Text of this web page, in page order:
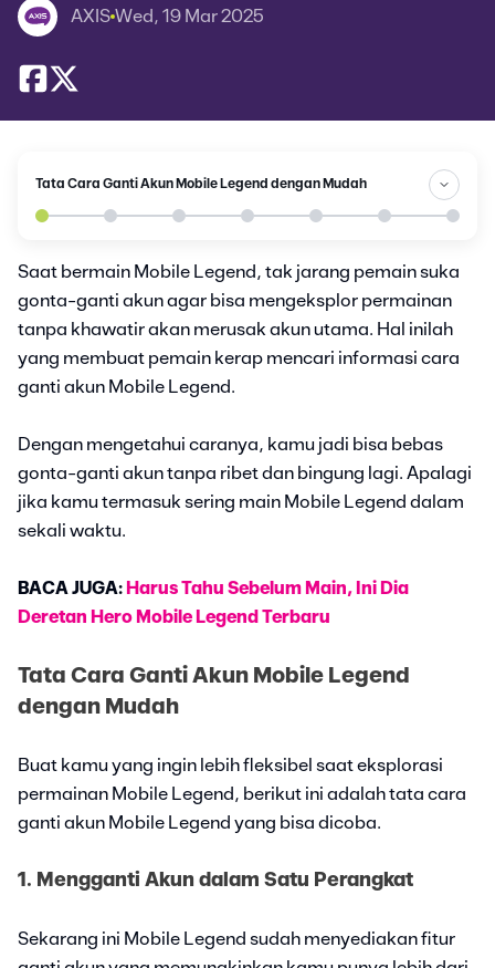
AXIS Wed, 19 Mar 2025
Tata Cara Ganti Akun Mobile Legend dengan Mudah
Saat bermain Mobile Legend, tak jarang pemain suka
gonta-ganti akun agar bisa mengeksplor permainan
tanpa khawatir akan merusak akun utama. Hal inilah
yang membuat pemain kerap mencari informasi cara
ganti akun Mobile Legend.
Dengan mengetahui caranya, kamu jadi bisa bebas
gonta-ganti akun tanpa ribet dan bingung lagi. Apalagi
jika kamu termasuk sering main Mobile Legend dalam
sekali waktu.
BACA JUGA: Harus Tahu Sebelum Main, Ini Dia
Deretan Hero Mobile Legend Terbaru
Tata Cara Ganti Akun Mobile Legend
dengan Mudah
Buat kamu yang ingin lebih fleksibel saat eksplorasi
permainan Mobile Legend, berikut ini adalah tata cara
ganti akun Mobile Legend yang bisa dicoba.
1. Mengganti Akun dalam Satu Perangkat
Sekarang ini Mobile Legend sudah menyediakan fitur